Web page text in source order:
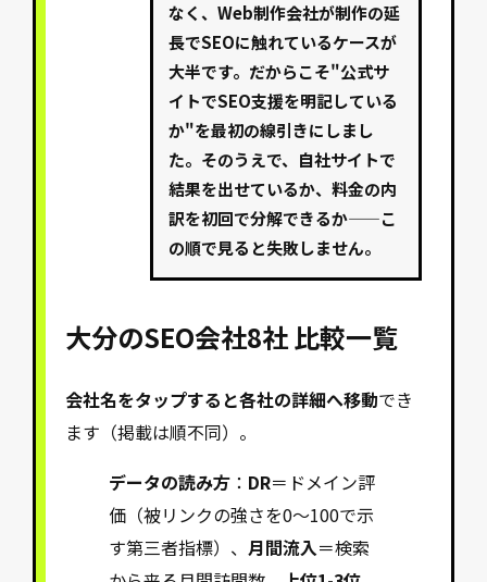
なく、Web制作会社が制作の延
長でSEOに触れているケースが
大半です。だからこそ"公式サ
イトでSEO支援を明記している
か"を最初の線引きにしまし
た。そのうえで、自社サイトで
結果を出せているか、料金の内
訳を初回で分解できるか——こ
の順で見ると失敗しません。
大分のSEO会社8社 比較一覧
会社名をタップすると各社の詳細へ移動でき
ます（掲載は順不同）。
データの読み方 ： DR＝ドメイン評
価（被リンクの強さを0〜100で示
す第三者指標）、 月間流入＝検索